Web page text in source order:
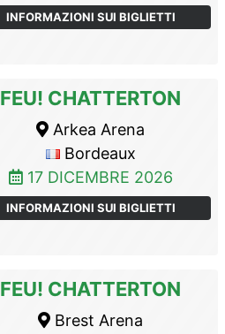
INFORMAZIONI SUI BIGLIETTI
FEU! CHATTERTON
Arkea Arena
Bordeaux
17 DICEMBRE 2026
INFORMAZIONI SUI BIGLIETTI
FEU! CHATTERTON
Brest Arena